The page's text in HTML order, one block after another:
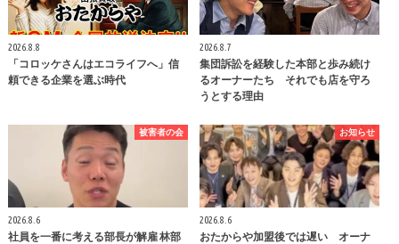
2026.8.8
「コロッケさんはエコライフへ」信
頼できる企業を選ぶ時代
2026.8.7
集団訴訟を経験した本部と歩み続け
るオーナーたち それでも店を守ろ
うとする理由
被害者の会
2026.8.6
社員を一番に考える部長が解雇 林部
お知らせ
2026.8.6
おたからや加盟後では遅い オーナ